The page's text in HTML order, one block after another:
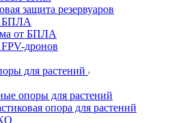
защита резервуаров
БПЛА
от БПЛА
дронов
для растений
опоры для растений
опора для растений